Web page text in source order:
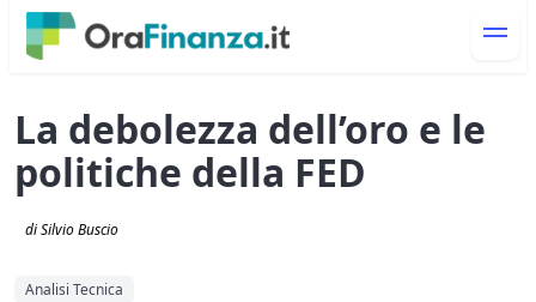
La debolezza dell’oro e le
politiche della FED
di Silvio Buscio
Analisi Tecnica